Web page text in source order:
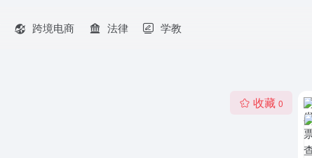
跨境电商 法律 学教
收藏 0